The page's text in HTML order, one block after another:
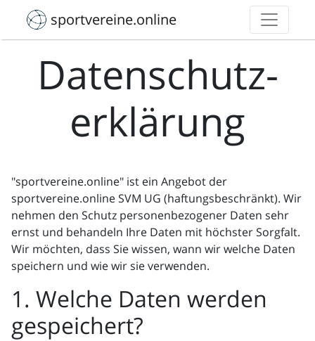
sportvereine.online
Daten­schutz­
erklärung
"sportvereine.online" ist ein Angebot der
sportvereine.online SVM UG (haftungsbeschränkt). Wir
nehmen den Schutz personenbezogener Daten sehr
ernst und behandeln Ihre Daten mit höchster Sorgfalt.
Wir möchten, dass Sie wissen, wann wir welche Daten
speichern und wie wir sie verwenden.
1. Welche Daten werden
gespeichert?